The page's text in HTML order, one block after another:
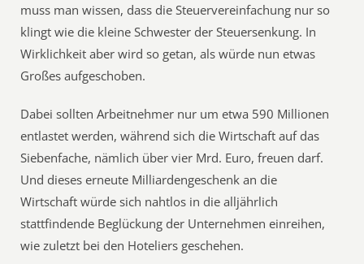
muss man wissen, dass die Steuervereinfachung nur so
klingt wie die kleine Schwester der Steuersenkung. In
Wirklichkeit aber wird so getan, als würde nun etwas
Großes aufgeschoben.
Dabei sollten Arbeitnehmer nur um etwa 590 Millionen
entlastet werden, während sich die Wirtschaft auf das
Siebenfache, nämlich über vier Mrd. Euro, freuen darf.
Und dieses erneute Milliardengeschenk an die
Wirtschaft würde sich nahtlos in die alljährlich
stattfindende Beglückung der Unternehmen einreihen,
wie zuletzt bei den Hoteliers geschehen.